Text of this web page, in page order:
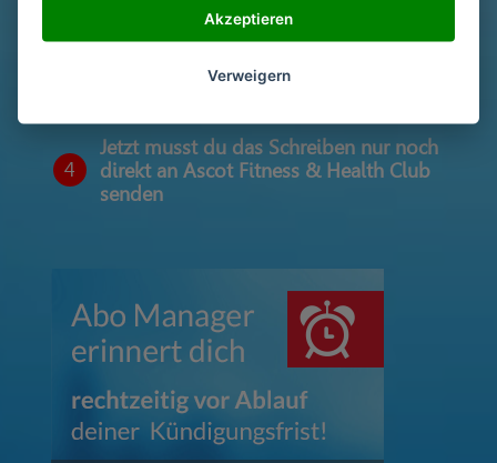
3
Unterschriebe das Schreiben mit deinem
4
Jetzt musst du das Schreiben nur noch
direkt an Ascot Fitness & Health Club
senden
Akzeptieren
Verweigern